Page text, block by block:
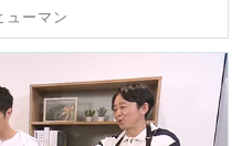
ューマン